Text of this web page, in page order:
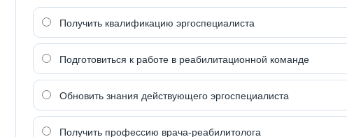
Получить квалификацию эргоспециалиста
Подготовиться к работе в реабилитационной команде
Обновить знания действующего эргоспециалиста
Получить профессию врача-реабилитолога